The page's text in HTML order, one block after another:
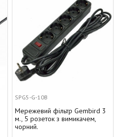
SPG5-G-10B
Мережевий фільтр Gembird 3
м., 5 розеток з вимикачем,
чорний.